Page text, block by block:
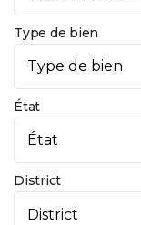
Type de bien
État
District